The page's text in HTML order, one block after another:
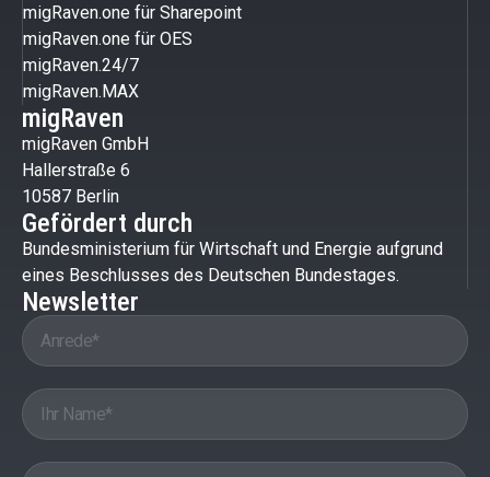
migRaven.one für Sharepoint
migRaven.one für OES
migRaven.24/7
migRaven.MAX
migRaven
migRaven GmbH
Hallerstraße 6
10587 Berlin
Gefördert durch
Bundesministerium für Wirtschaft und Energie aufgrund
eines Beschlusses des Deutschen Bundestages.
Newsletter